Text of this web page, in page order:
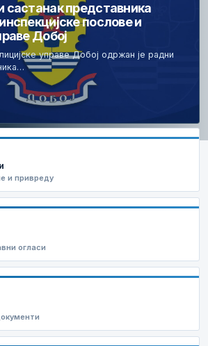
представника
послове и
Добој
управе Добој одржан је радни
и привреду
огласи